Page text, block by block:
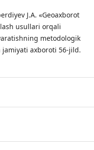
J.A. «Geoaxborot
usullari orqali
metodologik
jamiyati axboroti 56-jild.